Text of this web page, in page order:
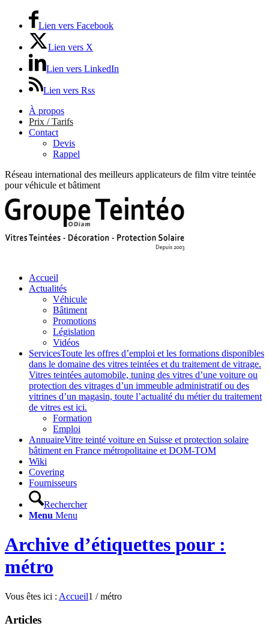
Lien vers Facebook
Lien vers X
Lien vers LinkedIn
Lien vers Rss
À propos
Prix / Tarifs
Contact
Devis
Rappel
Réseau international des meilleurs applicateurs de film vitre teintée
pour véhicule et bâtiment
Accueil
Actualités
Véhicule
Bâtiment
Promotions
Législation
Vidéos
ServicesToute les offres d’emploi et les formations disponibles
dans le domaine des vitres teintées et du traitement de vitrage.
Vitres teintées automobile, tuning des vitres d’une voiture ou
protection des vitrages d’un immeuble administratif ou des
vitrines d’un magasin, toute l’actualité du métier du traitement
de vitres est ici.
Formation
Emploi
AnnuaireVitre teinté voiture en Suisse et protection solaire
bâtiment en France métropolitaine et DOM-TOM
Wiki
Covering
Fournisseurs
Rechercher
Menu Menu
Archive d’étiquettes pour :
métro
Vous êtes ici : Accueil1 / métro
Articles